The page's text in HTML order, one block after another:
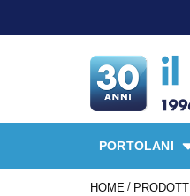
PORTOLANI
HOME / PRODOTTI